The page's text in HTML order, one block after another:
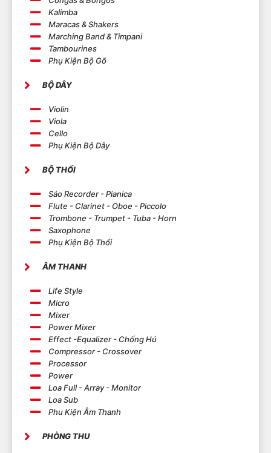
Kalimba
Maracas & Shakers
Marching Band & Timpani
Tambourines
Phụ Kiện Bộ Gõ
BỘ DÂY
Violin
Viola
Cello
Phụ Kiện Bộ Dây
BỘ THỔI
Sáo Recorder - Pianica
Flute - Clarinet - Oboe - Piccolo
Trombone - Trumpet - Tuba - Horn
Saxophone
Phụ Kiện Bộ Thổi
ÂM THANH
Life Style
Micro
Mixer
Power Mixer
Effect -Equalizer - Chống Hú
Compressor - Crossover
Processor
Power
Loa Full - Array - Monitor
Loa Sub
Phu Kiện Âm Thanh
PHÒNG THU
Gibson EB Series.
Đặc Điểm: Kiểu dáng nổi bật, âm thanh đặc
trưng, được ưa chuộng trong rock và metal.
Những thương hiệu này đều mang lại cho người
chơi sự đa dạng về chất lượng âm thanh và kiểu
dáng, đồng thời đáp ứng nhu cầu của cả người
mới tập và người chơi chuyên nghiệp trong thế
giới đầy màu sắc của guitar bass.